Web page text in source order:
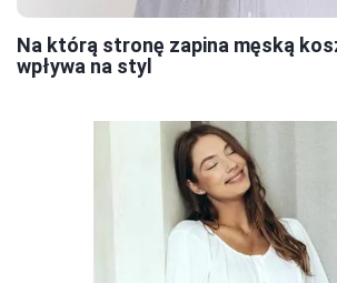
Na którą stronę zapina męską
wpływa na styl